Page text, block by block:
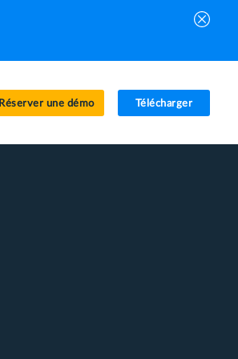
Réserver une démo Télécharger